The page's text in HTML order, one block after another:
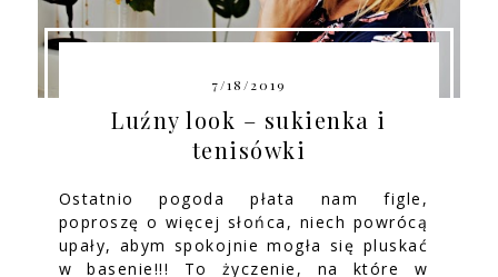
7/18/2019
Luźny look – sukienka i
tenisówki
Ostatnio pogoda płata nam figle,
poproszę o więcej słońca, niech powrócą
upały, abym spokojnie mogła się pluskać
w basenie!!! To życzenie, na które w